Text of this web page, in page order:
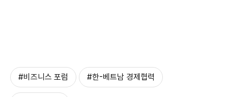
#비즈니스 포럼 #한-베트남 경제협력